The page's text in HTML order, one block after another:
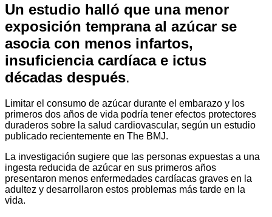
Un estudio halló que una menor
exposición temprana al azúcar se
asocia con menos infartos,
insuficiencia cardíaca e ictus
décadas después.
Limitar el consumo de azúcar durante el embarazo y los
primeros dos años de vida podría tener efectos protectores
duraderos sobre la salud cardiovascular, según un estudio
publicado recientemente en The BMJ.
La investigación sugiere que las personas expuestas a una
ingesta reducida de azúcar en sus primeros años
presentaron menos enfermedades cardíacas graves en la
adultez y desarrollaron estos problemas más tarde en la
vida.